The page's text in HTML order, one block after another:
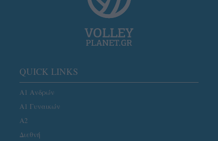
QUICK LINKS
Α1 Ανδρών
Α1 Γυναικών
A2
Διεθνή